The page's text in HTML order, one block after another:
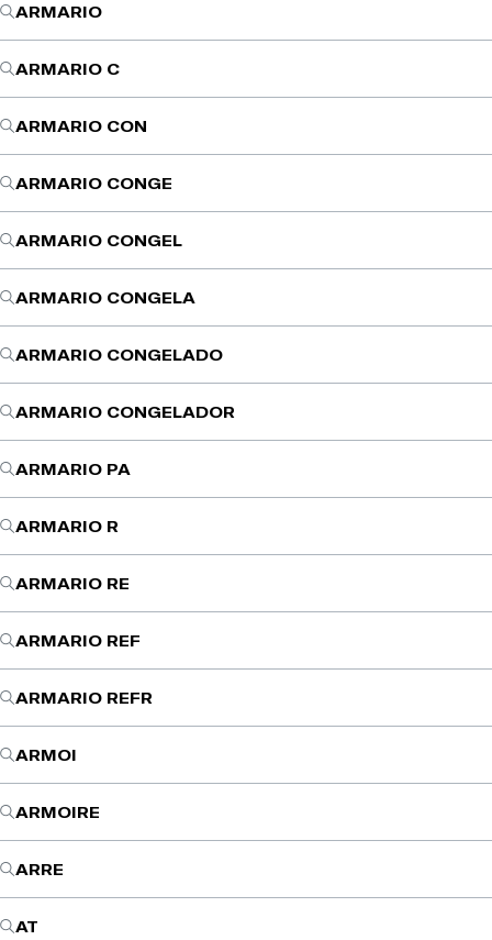
ARMARIO
ARMARIO C
ARMARIO CON
ARMARIO CONGE
ARMARIO CONGEL
ARMARIO CONGELA
ARMARIO CONGELADO
ARMARIO CONGELADOR
ARMARIO PA
ARMARIO R
ARMARIO RE
ARMARIO REF
ARMARIO REFR
ARMOI
ARMOIRE
ARRE
AT